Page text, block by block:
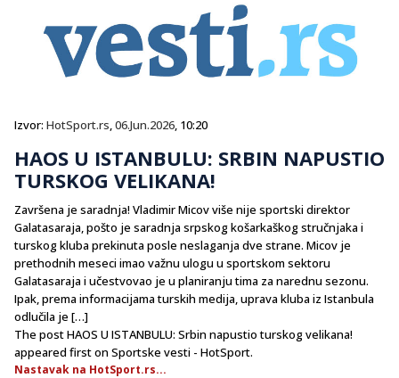
Izvor: HotSport.rs,06.Jun.2026, 10:20
HAOS U ISTANBULU: SRBIN NAPUSTIO
TURSKOG VELIKANA!
Završena je saradnja! Vladimir Micov više nije sportski direktor
Galatasaraja, pošto je saradnja srpskog košarkaškog stručnjaka i
turskog kluba prekinuta posle neslaganja dve strane. Micov je
prethodnih meseci imao važnu ulogu u sportskom sektoru
Galatasaraja i učestvovao je u planiranju tima za narednu sezonu.
Ipak, prema informacijama turskih medija, uprava kluba iz Istanbula
odlučila je […]
The post HAOS U ISTANBULU: Srbin napustio turskog velikana!
appeared first on Sportske vesti - HotSport.
Nastavak na HotSport.rs...